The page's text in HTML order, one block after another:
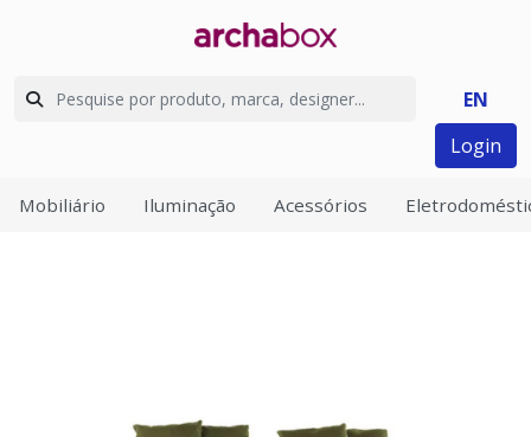
EN
Login
Mobiliário Iluminação Acessórios